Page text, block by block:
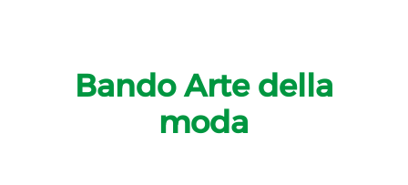
Bando Arte della
moda